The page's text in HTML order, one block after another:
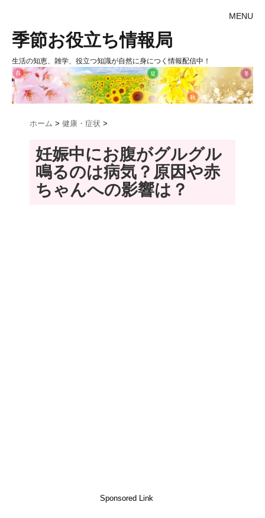
MENU
季節お役立ち情報局
生活の知恵、雑学、役立つ知識が自然に身につく情報配信中！
ホーム > 健康・症状 >
妊娠中にお腹がグルグル
鳴るのは病気？原因や赤
ちゃんへの影響は？
Sponsored Link